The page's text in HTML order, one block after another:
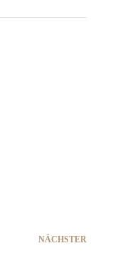
NÄCHSTER